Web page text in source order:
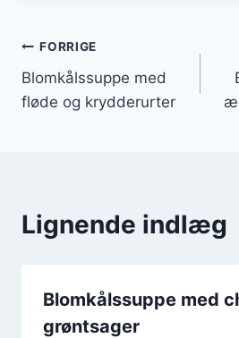
Indlægsnavigation
FORRIGE
Blomkålssuppe med
fløde og krydderurter
Lignende indlæg
Blomkålssuppe med
grøntsager